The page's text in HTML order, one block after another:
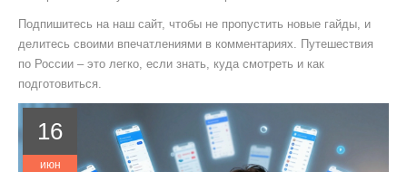
Подпишитесь на наш сайт, чтобы не пропустить новые гайды, и
делитесь своими впечатлениями в комментариях. Путешествия
по России – это легко, если знать, куда смотреть и как
подготовиться.
16
июн